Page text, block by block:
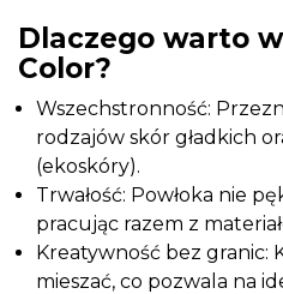
Dlaczego warto
Color?
Wszechstronność:
rodzajów skór gładkich
(ekoskóry).
Trwałość: Powłoka nie
pracując razem z
Kreatywność bez granic:
mieszać, co pozwala na